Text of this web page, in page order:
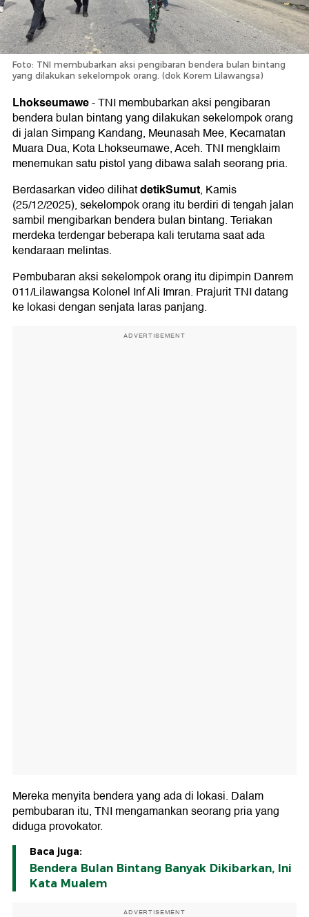
Foto: TNI membubarkan aksi pengibaran bendera bulan bintang
yang dilakukan sekelompok orang. (dok Korem Lilawangsa)
Lhokseumawe-TNI membubarkan aksi pengibaran
bendera bulan bintang yang dilakukan sekelompok orang
di jalan Simpang Kandang, Meunasah Mee, Kecamatan
Muara Dua, Kota Lhokseumawe, Aceh. TNI mengklaim
menemukan satu pistol yang dibawa salah seorang pria.
Berdasarkan video dilihatdetikSumut, Kamis
(25/12/2025), sekelompok orang itu berdiri di tengah jalan
sambil mengibarkan bendera bulan bintang. Teriakan
merdeka terdengar beberapa kali terutama saat ada
kendaraan melintas.
Pembubaran aksi sekelompok orang itu dipimpin Danrem
011/Lilawangsa Kolonel Inf Ali Imran. Prajurit TNI datang
ke lokasi dengan senjata laras panjang.
ADVERTISEMENT
Mereka menyita bendera yang ada di lokasi. Dalam
pembubaran itu, TNI mengamankan seorang pria yang
diduga provokator.
Baca juga:
Bendera Bulan Bintang Banyak Dikibarkan, Ini
Kata Mualem
ADVERTISEMENT